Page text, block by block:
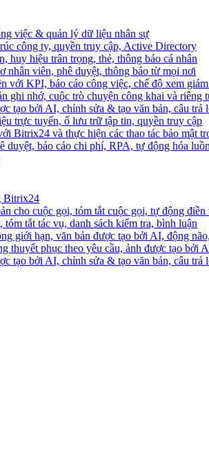
việc & quản lý dữ liệu nhân sự
công ty, quyền truy cập, Active Directory
huy hiệu trân trọng, thẻ, thông báo cá nhân
nhân viên, phê duyệt, thông báo từ mọi nơi
với KPI, báo cáo công việc, chế độ xem
ghi nhớ, cuộc trò chuyện công khai và riêng
tạo bởi AI, chỉnh sửa & tạo văn bản, câu
trực tuyến, ổ lưu trữ tập tin, quyền truy cập
Bitrix24 và thực hiện các thao tác bảo mật
duyệt, báo cáo chi phí, RPA, tự động hóa
Bitrix24
cho cuộc gọi, tóm tắt cuộc gọi, tự động
tắt tác vụ, danh sách kiểm tra, bình luận
giới hạn, văn bản được tạo bởi AI, động
thuyết phục theo yêu cầu, ảnh được tạo bởi
tạo bởi AI, chỉnh sửa & tạo văn bản, câu